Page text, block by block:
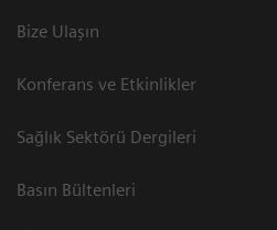
Bize Ulaşın
Konferans ve Etkinlikler
Sağlık Sektörü Dergileri
Basın Bültenleri